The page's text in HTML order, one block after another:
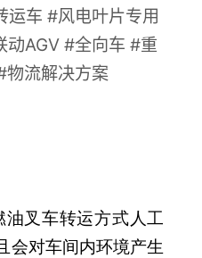
运车 #风电叶片专用
动AGV #全向车 #重
物流解决方案
油叉车转运方式人工
会对车间内环境产生